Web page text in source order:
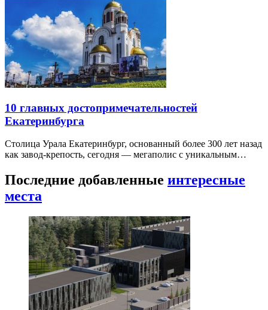
10 главных достопримечательностей
Екатеринбурга
Столица Урала Екатеринбург, основанный более 300 лет назад
как завод-крепость, сегодня — мегаполис с уникальным…
Последние добавленные интересные
места